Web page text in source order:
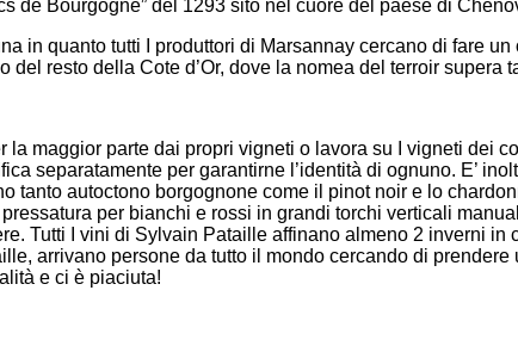
de Bourgogne” del 1293 sito nel cuore del paese di
in quanto tutti I produttori di Marsannay cercano di fare
resto della Cote d’Or, dove la nomea del terroir
maggior parte dai propri vigneti o lavora su I vigneti dei
separatamente per garantirne l’identità di ognuno. E’
autoctono borgognone come il pinot noir e lo
per bianchi e rossi in grandi torchi verticali
Tutti I vini di Sylvain Pataille affinano almeno 2 inverni in
arrivano persone da tutto il mondo cercando di
e ci è piaciuta!